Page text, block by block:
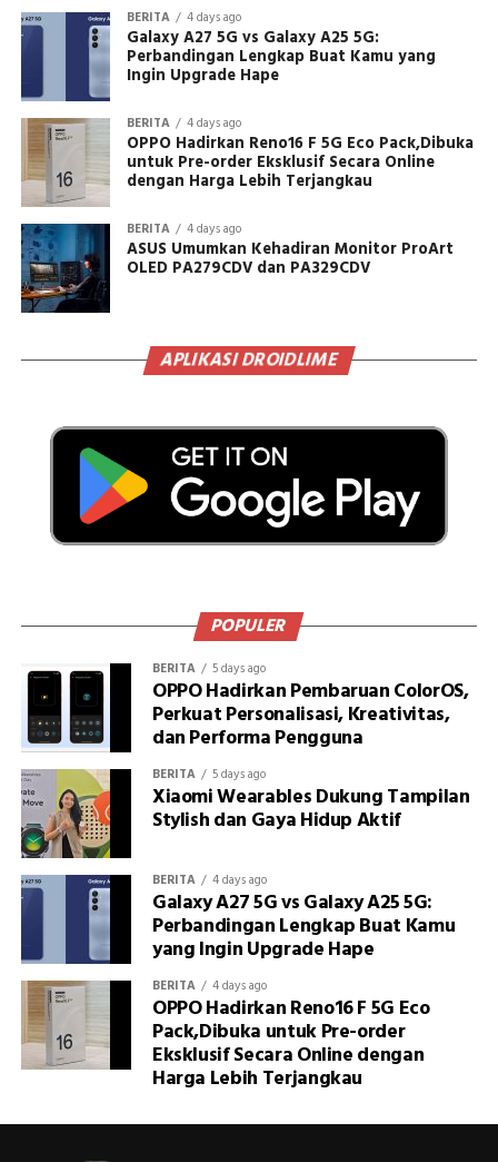
BERITA 4 days ago
Galaxy A27 5G vs Galaxy A25 5G:
Perbandingan Lengkap Buat Kamu yang
Ingin Upgrade Hape
BERITA 4 days ago
OPPO Hadirkan Reno16 F 5G Eco Pack,Dibuka
untuk Pre-order Eksklusif Secara Online
dengan Harga Lebih Terjangkau
BERITA 4 days ago
ASUS Umumkan Kehadiran Monitor ProArt
OLED PA279CDV dan PA329CDV
APLIKASI DROIDLIME
POPULER
BERITA 5 days ago
OPPO Hadirkan Pembaruan ColorOS,
Perkuat Personalisasi, Kreativitas,
dan Performa Pengguna
BERITA 5 days ago
Xiaomi Wearables Dukung Tampilan
Stylish dan Gaya Hidup Aktif
BERITA 4 days ago
Galaxy A27 5G vs Galaxy A25 5G:
Perbandingan Lengkap Buat Kamu
yang Ingin Upgrade Hape
BERITA 4 days ago
OPPO Hadirkan Reno16 F 5G Eco
Pack,Dibuka untuk Pre-order
Eksklusif Secara Online dengan
Harga Lebih Terjangkau